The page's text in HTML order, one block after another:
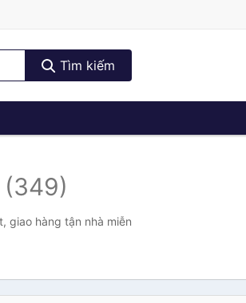
Tìm kiếm
(349)
giao hàng tận nhà miễn